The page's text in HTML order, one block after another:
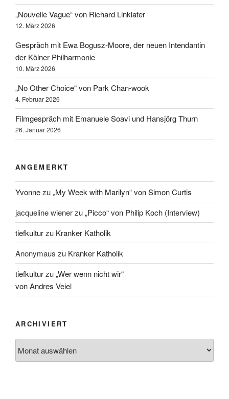
„Nouvelle Vague“ von Richard Linklater
12. März 2026
Gespräch mit Ewa Bogusz-Moore, der neuen Intendantin
der Kölner Philharmonie
10. März 2026
„No Other Choice“ von Park Chan-wook
4. Februar 2026
Filmgespräch mit Emanuele Soavi und Hansjörg Thurn
26. Januar 2026
ANGEMERKT
Yvonnezu„My Week with Marilyn“ von Simon Curtis
jacqueline wienerzu„Picco“ von Philip Koch (Interview)
tiefkulturzu Kranker Katholik
Anonymaus zu Kranker Katholik
tiefkulturzu„Wer wenn nicht wir“
von Andres Veiel
ARCHIVIERT